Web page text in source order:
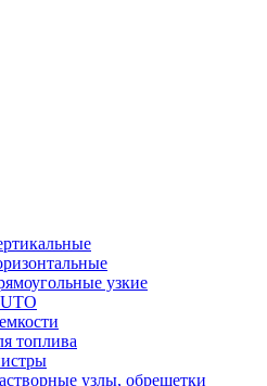
узкие
топлива
узлы, обрешетки